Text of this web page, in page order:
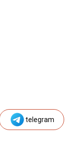
telegram